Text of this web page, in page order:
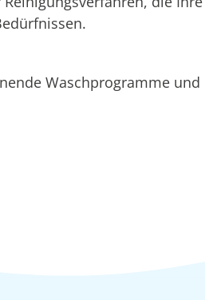
Waschprogramme und